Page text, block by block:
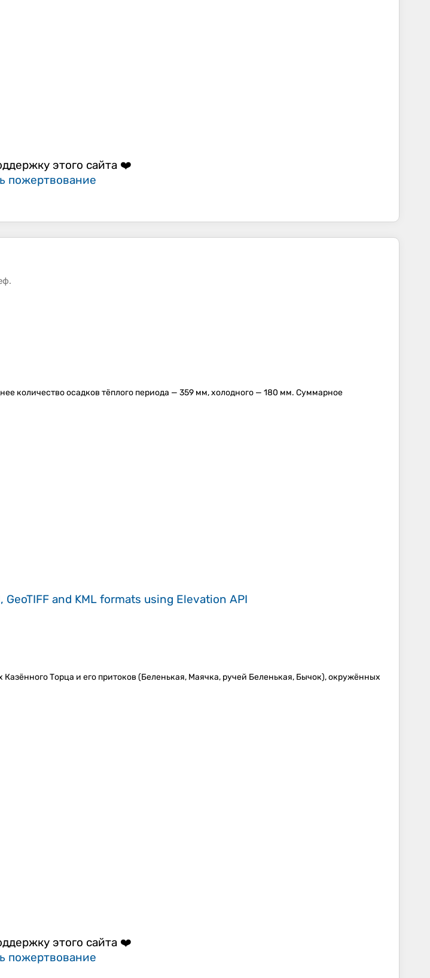
этого сайта ❤️
пожертвование
.
количество осадков тёплого периода — 359 мм, холодного — 180 мм. Суммарное
and KML formats using Elevation API
Торца и его притоков (Беленькая, Маячка, ручей Беленькая, Бычок), окружённых
этого сайта ❤️
пожертвование